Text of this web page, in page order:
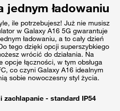
jednym ładowaniu
ile potrzebujesz! Już nie musisz
w Galaxy A16 5G gwarantuje
ładowaniu, a to cały dzień
tego dzięki opcji superszybkiego
wrócić do działania. Na
opcje łączności, w tym obsługa
co czyni Galaxy A16 idealnym
sobie nowoczesny styl życia.
zachlapanie - standard IP54